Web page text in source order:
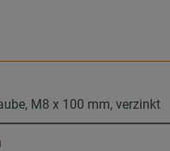
M8 x 100 mm, verzinkt